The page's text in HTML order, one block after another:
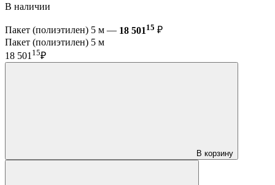
В наличии
Пакет (полиэтилен) 5 м — 18 501 15 ₽
Пакет (полиэтилен) 5 м
18 501 15₽
В корзину